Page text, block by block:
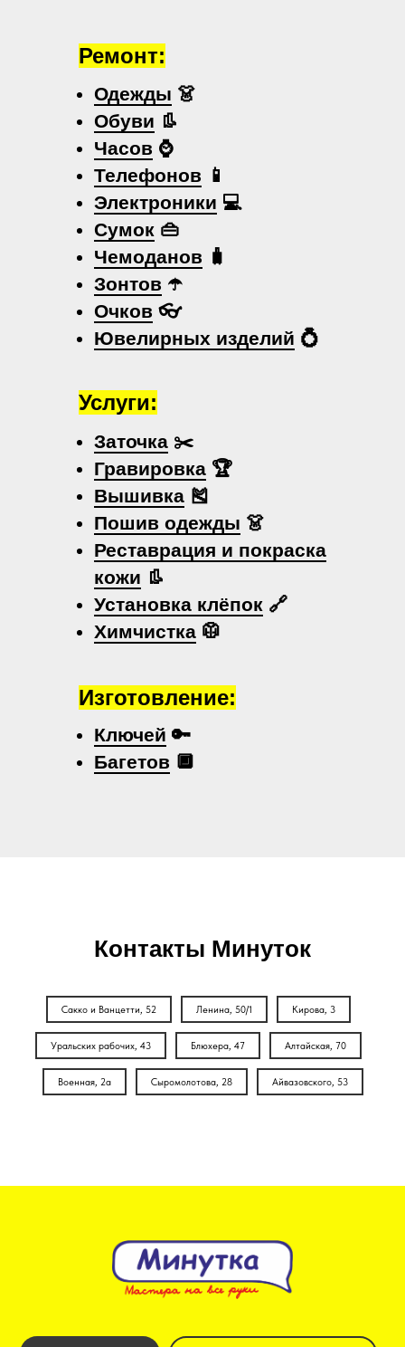
Одежды 👗
Обуви 👢
Часов ⌚
Телефонов 📱
Электроники 💻
Сумок 👜
Чемоданов 🧳
Зонтов ☂️
Очков 👓
Ювелирных изделий 💍
Заточка ✂️
Гравировка 🏆
Вышивка 🎽
Пошив одежды 👗
Реставрация и покраска
кожи 👢
Установка клёпок 🔗
Химчистка 🥼
Ключей 🔑
Багетов 🔲
Ремонт:
Услуги:
Изготовление:
Контакты Минуток
Сакко и Ванцетти, 52 Ленина, 50/1 Кирова, 3
Уральских рабочих, 43 Блюхера, 47 Алтайская, 70
Военная, 2а Сыромолотова, 28 Айвазовского, 53